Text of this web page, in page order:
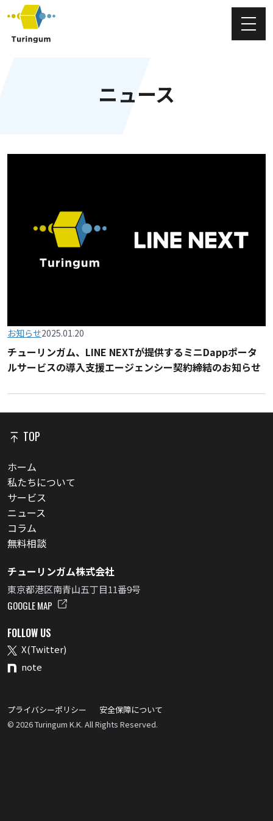
ニュース
お知らせ2025.01.20
チューリンガム、LINE NEXTが提供するミニDappポータ
ルサービスの導入支援エージェンシー契約締結のお知らせ
TOP
ホーム
私たちについて
サービス
ニュース
コラム
無料相談
チューリンガム株式会社
東京都港区南青山五丁目11番9号
GOOGLE MAP
FOLLOW US
X(Twitter)
note
プライバシーポリシー
安全保障について
© 2026 Turingum K.K. All Rights Reserved.